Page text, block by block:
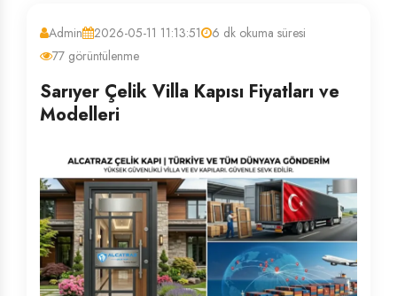
Admin 2026-05-11 11:13:51
6 dk okuma süresi
77 görüntülenme
Sarıyer Çelik Villa Kapısı Fiyatları ve
Modelleri